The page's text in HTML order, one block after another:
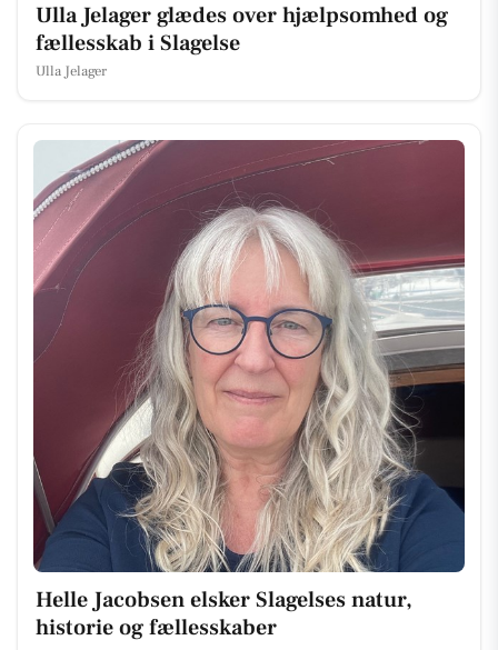
Ulla Jelager glædes over hjælpsomhed og
fællesskab i Slagelse
Ulla Jelager
Helle Jacobsen elsker Slagelses natur,
historie og fællesskaber